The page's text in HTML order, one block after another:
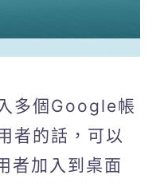
多個Google帳
者的話，可以
者加入到桌面